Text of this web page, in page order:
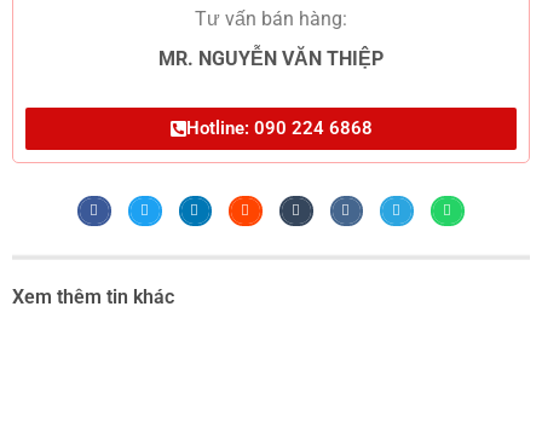
Tư vấn bán hàng:
MR. NGUYỄN VĂN THIỆP
Hotline: 090 224 6868
Xem thêm tin khác